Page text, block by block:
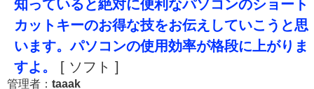
知っていると絶対に便利なパソコンのショート
カットキーのお得な技をお伝えしていこうと思
います。パソコンの使用効率が格段に上がりま
すよ。
[ ソフト ]
管理者： taaak